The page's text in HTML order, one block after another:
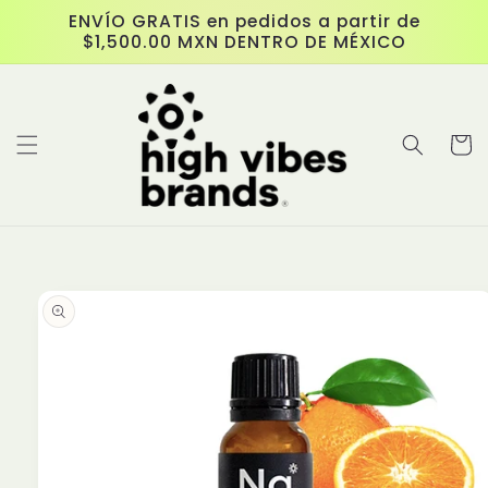
directamente
al contenido
ENVÍO GRATIS en pedidos a partir de
$1,500.00 MXN DENTRO DE MÉXICO
Carrito
información